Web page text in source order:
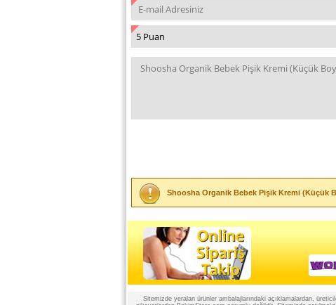
Shoosha Organik Bebek Pişik Kremi (Küçük
Sitemizde yeralan ürünler ambalajlarındaki açıklamalardan,